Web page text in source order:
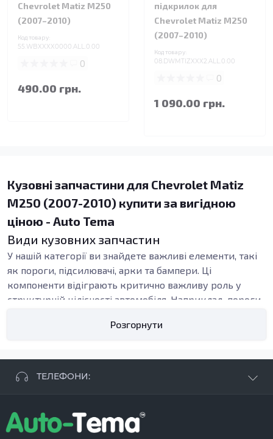
Chevrolet Matiz M250
(2007–2010)
Код товару:
55.WBXXXX0000.ALL.0.00
0
490.00 грн.
підкрилок для
Chevrolet Matiz M250
(2007–2010)
Код товару:
08.DWMTIZXXX2.ALL.0.00
0
1 090.00 грн.
Кузовні запчастини для Chevrolet Matiz
M250 (2007-2010) купити за вигідною
ціною - Auto Tema
Види кузовних запчастин
У нашій категорії ви знайдете важливі елементи, такі
як пороги, підсилювачі, арки та бампери. Ці
компоненти відіграють критично важливу роль у
структурній цілісності автомобіля. Наприклад, пороги
зміцнюють ці ділянки і захищають від механічних
покращує зовнішній вигляд автомобіля, а й підвищує
його безпеку, особливо після аварійних ситуацій.
продовжити термін служби автомобіля та забезпечити
його надійність. Виготовлені з оцинкованої сталі, ці
Розгорнути
ТЕЛЕФОНИ:
+38 096 250 84 38
+38 099 657 61 50